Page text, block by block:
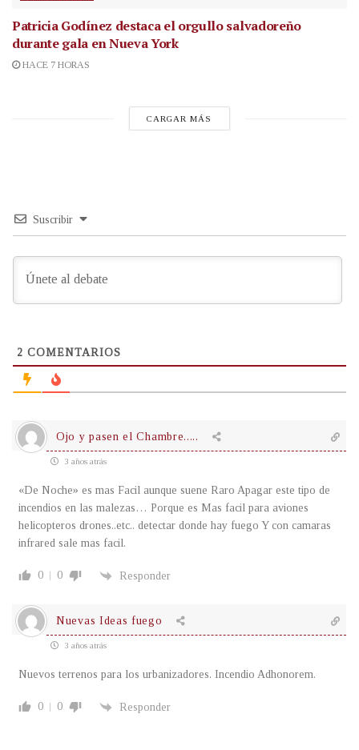
Patricia Godínez destaca el orgullo salvadoreño
durante gala en Nueva York
HACE 7 HORAS
CARGAR MÁS
Suscribir
2 COMENTARIOS
Ojo y pasen el Chambre.....
3 años atrás
«De Noche» es mas Facil aunque suene Raro Apagar este tipo de
incendios en las malezas… Porque es Mas facil para aviones
helicopteros drones..etc.. detectar donde hay fuego Y con camaras
infrared sale mas facil.
0 0 Responder
Nuevas Ideas fuego
3 años atrás
Nuevos terrenos para los urbanizadores. Incendio Adhonorem.
0 0 Responder